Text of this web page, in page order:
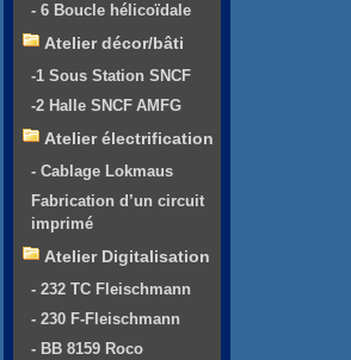
- 6 Boucle hélicoïdale
Atelier décor/bâti
-1 Sous Station SNCF
-2 Halle SNCF AMFG
Atelier électrification
- Cablage Lokmaus
Fabrication d’un circuit
imprimé
Atelier Digitalisation
- 232 TC Fleischmann
- 230 F-Fleischmann
- BB 8159 Roco